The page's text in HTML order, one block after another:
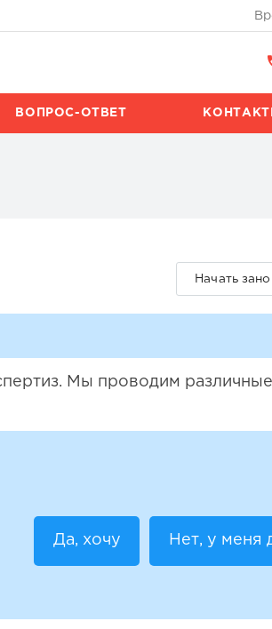
ВОПРОС-ОТВЕТ
Мы проводим
Да, хочу Нет, у меня